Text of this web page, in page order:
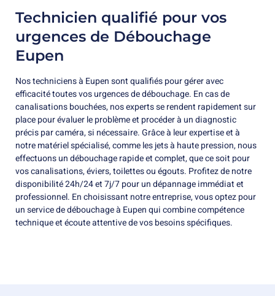
Technicien qualifié pour vos
urgences de Débouchage
Eupen
Nos techniciens à Eupen sont qualifiés pour gérer avec
efficacité toutes vos urgences de débouchage. En cas de
canalisations bouchées, nos experts se rendent rapidement sur
place pour évaluer le problème et procéder à un diagnostic
précis par caméra, si nécessaire. Grâce à leur expertise et à
notre matériel spécialisé, comme les jets à haute pression, nous
effectuons un débouchage rapide et complet, que ce soit pour
vos canalisations, éviers, toilettes ou égouts. Profitez de notre
disponibilité 24h/24 et 7j/7 pour un dépannage immédiat et
professionnel. En choisissant notre entreprise, vous optez pour
un service de débouchage à Eupen qui combine compétence
technique et écoute attentive de vos besoins spécifiques.